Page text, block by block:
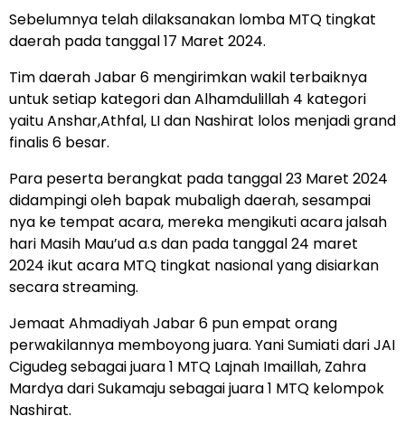
Sebelumnya telah dilaksanakan lomba MTQ tingkat
daerah pada tanggal 17 Maret 2024.
Tim daerah Jabar 6 mengirimkan wakil terbaiknya
untuk setiap kategori dan Alhamdulillah 4 kategori
yaitu Anshar,Athfal, LI dan Nashirat lolos menjadi grand
finalis 6 besar.
Para peserta berangkat pada tanggal 23 Maret 2024
didampingi oleh bapak mubaligh daerah, sesampai
nya ke tempat acara, mereka mengikuti acara jalsah
hari Masih Mau’ud a.s dan pada tanggal 24 maret
2024 ikut acara MTQ tingkat nasional yang disiarkan
secara streaming.
Jemaat Ahmadiyah Jabar 6 pun empat orang
perwakilannya memboyong juara. Yani Sumiati dari JAI
Cigudeg sebagai juara 1 MTQ Lajnah Imaillah, Zahra
Mardya dari Sukamaju sebagai juara 1 MTQ kelompok
Nashirat.